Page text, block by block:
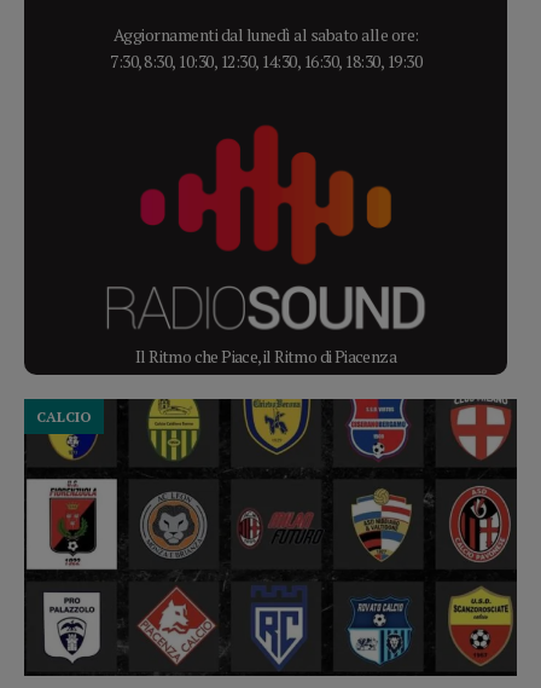
Aggiornamenti dal lunedì al sabato alle ore:
7:30, 8:30, 10:30, 12:30, 14:30, 16:30, 18:30, 19:30
Il Ritmo che Piace, il Ritmo di Piacenza
CALCIO